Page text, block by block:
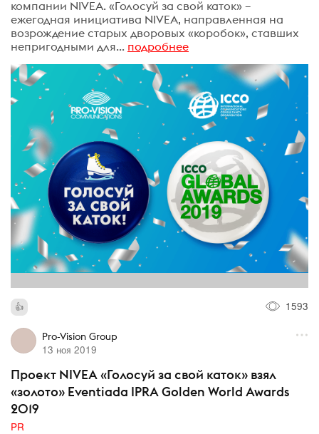
компании NIVEA. «Голосуй за свой каток» –
ежегодная инициатива NIVEA, направленная на
возрождение старых дворовых «коробок», ставших
непригодными для... подробнее
1593
Pro-Vision Group
13 ноя 2019
Проект NIVEA «Голосуй за свой каток» взял
«золото» Eventiada IPRA Golden World Awards
2019
PR